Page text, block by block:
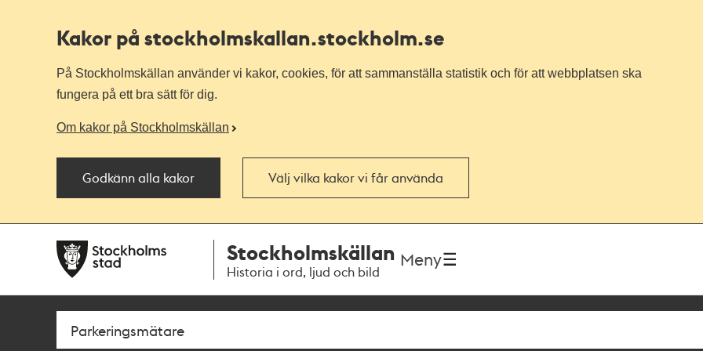
Kakor på stockholmskallan.stockholm.se
På Stockholmskällan använder vi kakor, cookies, för att sammanställa statistik och för att webbplatsen ska
fungera på ett bra sätt för dig.
Om kakor på Stockholmskällan
Godkänn alla kakor Välj vilka kakor vi får använda
navigationen
huvudinnehållet
Stockholmskällan
Historia i ord, ljud och bild
Meny
Sök